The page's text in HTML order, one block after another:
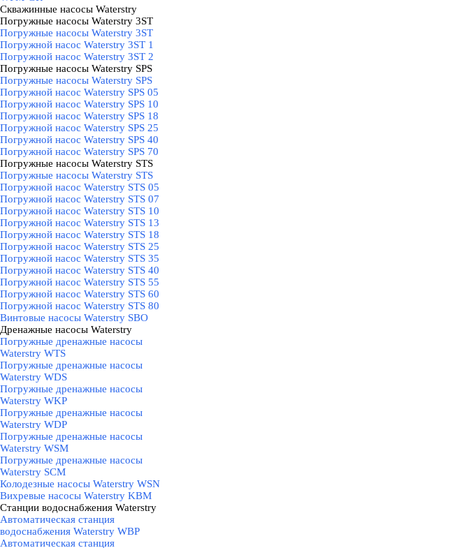
Скважинные насосы Waterstry
Погружные насосы Waterstry 3ST
Погружные насосы Waterstry 3ST
Погружной насос Waterstry 3ST 1
Погружной насос Waterstry 3ST 2
Погружные насосы Waterstry SPS
Погружные насосы Waterstry SPS
Погружной насос Waterstry SPS 05
Погружной насос Waterstry SPS 10
Погружной насос Waterstry SPS 18
Погружной насос Waterstry SPS 25
Погружной насос Waterstry SPS 40
Погружной насос Waterstry SPS 70
Погружные насосы Waterstry STS
Погружные насосы Waterstry STS
Погружной насос Waterstry STS 05
Погружной насос Waterstry STS 07
Погружной насос Waterstry STS 10
Погружной насос Waterstry STS 13
Погружной насос Waterstry STS 18
Погружной насос Waterstry STS 25
Погружной насос Waterstry STS 35
Погружной насос Waterstry STS 40
Погружной насос Waterstry STS 55
Погружной насос Waterstry STS 60
Погружной насос Waterstry STS 80
Винтовые насосы Waterstry SBO
Дренажные насосы Waterstry
Погружные дренажные насосы
Waterstry WTS
Погружные дренажные насосы
Waterstry WDS
Погружные дренажные насосы
Waterstry WKP
Погружные дренажные насосы
Waterstry WDP
Погружные дренажные насосы
Waterstry WSM
Погружные дренажные насосы
Waterstry SCM
Колодезные насосы Waterstry WSN
Вихревые насосы Waterstry KBM
Станции водоснабжения Waterstry
Автоматическая станция
водоснабжения Waterstry WBP
Автоматическая станция